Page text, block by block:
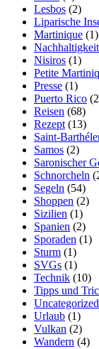
Lesbos (2)
Liparische
Martinique (1)
Nachhaltigkeit
Nisiros (1)
Petite
Presse (1)
Puerto Rico
Reisen (68)
Rezept (13)
Saint-
Samos (2)
Saronischer
Schnorcheln
Segeln (54)
Shoppen (2)
Sizilien (1)
Spanien (2)
Sporaden (1)
Sturm (1)
SVGs (1)
Technik (10)
Tipps und
Uncategorized
Urlaub (1)
Vulkan (2)
Wandern (4)